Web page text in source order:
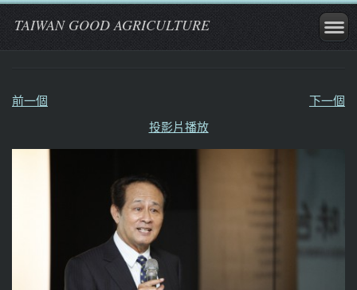
TAIWAN GOOD AGRICULTURE
前一個
下一個
投影片播放